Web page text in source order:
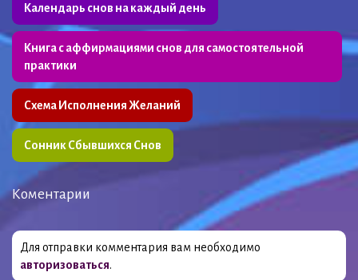
Календарь снов на каждый день
Книга с аффирмациями снов для самостоятельной
практики
Схема Исполнения Желаний
Сонник Сбывшихся Снов
Коментарии
Для отправки комментария вам необходимо
авторизоваться.